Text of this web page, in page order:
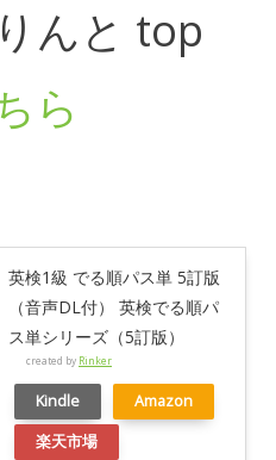
んと top
ら
英検1級 でる順パス単 5訂版
（音声DL付） 英検でる順パ
ス単シリーズ（5訂版）
created by Rinker
Kindle
Amazon
楽天市場